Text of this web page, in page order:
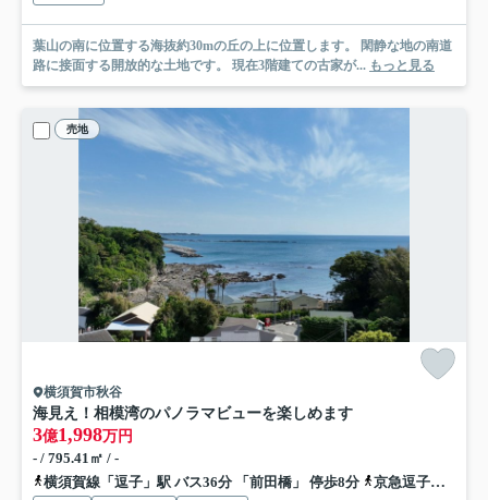
葉山の南に位置する海抜約30mの丘の上に位置します。 閑静な地の南道
路に接面する開放的な土地です。 現在3階建ての古家が... もっと見る
売地
横須賀市秋谷
海見え！相模湾のパノラマビューを楽しめます
3億1,998万円
- / 795.41㎡ / -
横須賀線「逗子」駅 バス36分 「前田橋」 停歩8分
京急逗子線「逗子・葉山」駅 バス34分 「前田橋」 停歩8分